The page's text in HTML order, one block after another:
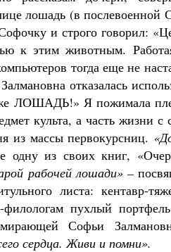
лошадь (в послевоенной
и строго говорил:
к этим животным.
тогда еще не
отказалась
же ЛОШАДЬ!» Я пожимала
культа, а часть жизни с
из массы первокурсниц.
одну из своих книг,
рабочей лошади» –
листа: кентавр-
филологам пухлый
Софьи
сердца. Живи и помни».